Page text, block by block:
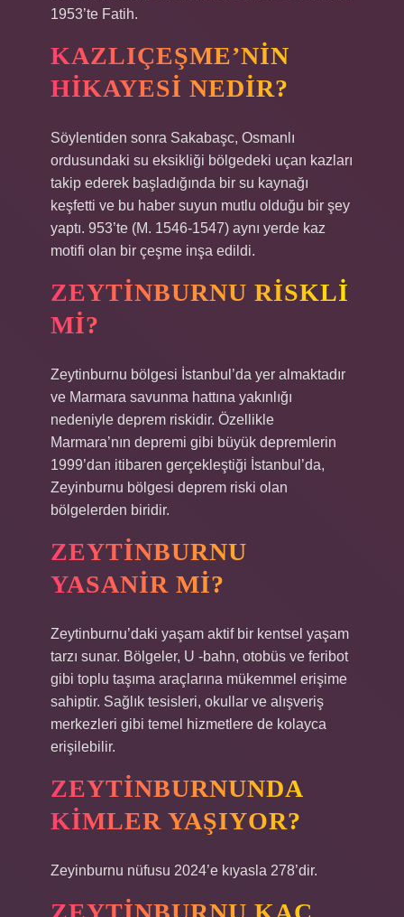
1953’te Fatih.
KAZLIÇEŞME’NIN
HIKAYESI NEDIR?
Söylentiden sonra Sakabaşc, Osmanlı
ordusundaki su eksikliği bölgedeki uçan kazları
takip ederek başladığında bir su kaynağı
keşfetti ve bu haber suyun mutlu olduğu bir şey
yaptı. 953’te (M. 1546-1547) aynı yerde kaz
motifi olan bir çeşme inşa edildi.
ZEYTINBURNU RISKLI
MI?
Zeytinburnu bölgesi İstanbul’da yer almaktadır
ve Marmara savunma hattına yakınlığı
nedeniyle deprem riskidir. Özellikle
Marmara’nın depremi gibi büyük depremlerin
1999’dan itibaren gerçekleştiği İstanbul’da,
Zeyinburnu bölgesi deprem riski olan
bölgelerden biridir.
ZEYTINBURNU
YASANIR MI?
Zeytinburnu’daki yaşam aktif bir kentsel yaşam
tarzı sunar. Bölgeler, U -bahn, otobüs ve feribot
gibi toplu taşıma araçlarına mükemmel erişime
sahiptir. Sağlık tesisleri, okullar ve alışveriş
merkezleri gibi temel hizmetlere de kolayca
erişilebilir.
ZEYTINBURNUNDA
KIMLER YAŞIYOR?
Zeyinburnu nüfusu 2024’e kıyasla 278’dir.